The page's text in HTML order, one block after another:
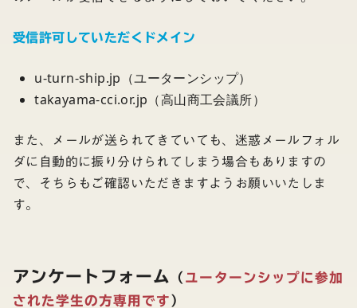
受信許可していただくドメイン
u-turn-ship.jp（ユーターンシップ）
takayama-cci.or.jp（高山商工会議所）
また、メールが送られてきていても、迷惑メールフォル
ダに自動的に振り分けられてしまう場合もありますの
で、そちらもご確認いただきますようお願いいたしま
す。
アンケートフォーム （ ユーターンシップに参加
された学生の方専用です ）